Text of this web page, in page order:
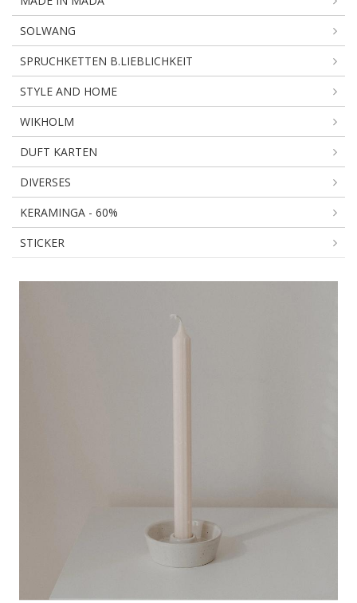
SOLWANG
SPRUCHKETTEN B.LIEBLICHKEIT
STYLE AND HOME
WIKHOLM
DUFT KARTEN
DIVERSES
KERAMINGA - 60%
STICKER
KERZENSCHALE